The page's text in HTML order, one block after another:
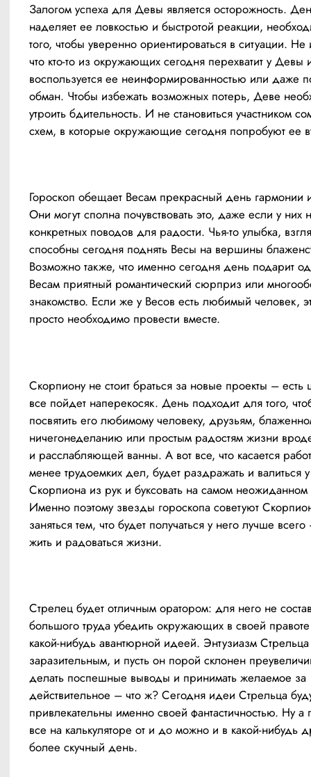
Залогом успеха для Девы является осторожность.
наделяет ее ловкостью и быстротой реакции,
того, чтобы уверенно ориентироваться в ситуации.
что кто-то из окружающих сегодня перехватит у Девы
воспользуется ее неинформированностью или даже
обман. Чтобы избежать возможных потерь, Деве
утроить бдительность. И не становиться участником
схем, в которые окружающие сегодня попробуют ее
Гороскоп обещает Весам прекрасный день гармонии
Они могут сполна почувствовать это, даже если у них
конкретных поводов для радости. Чья-то улыбка,
способны сегодня поднять Весы на вершины
Возможно также, что именно сегодня день подарит
Весам приятный романтический сюрприз или
знакомство. Если же у Весов есть любимый человек,
просто необходимо провести вместе.
Скорпиону не стоит браться за новые проекты – есть
все пойдет наперекосяк. День подходит для того,
посвятить его любимому человеку, друзьям,
ничегонеделанию или простым радостям жизни
и расслабляющей ванны. А вот все, что касается
менее трудоемких дел, будет раздражать и валиться у
Скорпиона из рук и буксовать на самом неожиданном
Именно поэтому звезды гороскопа советуют
заняться тем, что будет получаться у него лучше
жить и радоваться жизни.
Стрелец будет отличным оратором: для него не
большого труда убедить окружающих в своей
какой-нибудь авантюрной идеей. Энтузиазм Стрельца
заразительным, и пусть он порой склонен
делать поспешные выводы и принимать желаемое за
действительное – что ж? Сегодня идеи Стрельца
привлекательны именно своей фантастичностью. Ну а
все на калькуляторе от и до можно и в какой-нибудь
более скучный день.